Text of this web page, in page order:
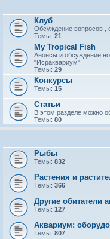
Клуб
Обсуждение вопросов ,
Темы: 21
My Tropical Fish
Анонсы и обсуждение
"Исраквариум"
Темы: 29
Конкурсы
Темы: 15
Статьи
В этом разделе можно
Темы: 80
Рыбы
Темы: 832
Растения и
Темы: 366
Другие обитатели
Темы: 127
Аквариум:
Темы: 807